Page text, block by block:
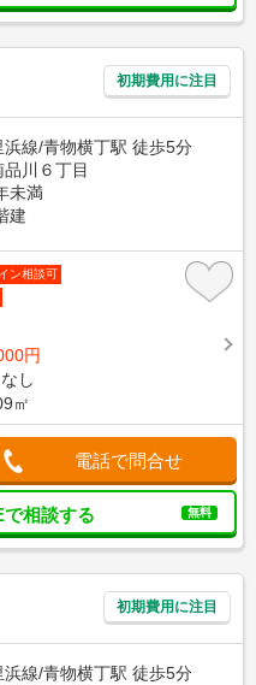
初期費用に注目
線/青物横丁駅 徒歩5分
川６丁目
未満
建
ン相談可
円
なし
㎡
電話で問合せ
相談する 無料
初期費用に注目
線/青物横丁駅 徒歩5分